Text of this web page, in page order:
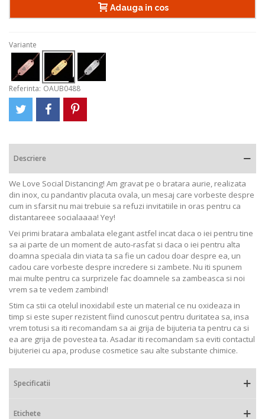
Adauga in cos
Variante
Referinta: OAUB0488
Descriere
We Love Social Distancing! Am gravat pe o bratara aurie, realizata
din inox, cu pandantiv placuta ovala, un mesaj care vorbeste despre
cum in sfarsit nu mai trebuie sa refuzi invitatiile in oras pentru ca
distantareee socialaaaa! Yey!
Vei primi bratara ambalata elegant astfel incat daca o iei pentru tine
sa ai parte de un moment de auto-rasfat si daca o iei pentru alta
doamna speciala din viata ta sa fie un cadou doar despre ea, un
cadou care vorbeste despre incredere si zambete. Nu iti spunem
mai multe pentru ca surprizele fac doamnele sa zambeasca si noi
vrem sa te vedem zambind!
Stim ca stii ca otelul inoxidabil este un material ce nu oxideaza in
timp si este super rezistent fiind cunoscut pentru duritatea sa, insa
vrem totusi sa iti recomandam sa ai grija de bijuteria ta pentru ca si
ea are grija de povestea ta. Asadar iti recomandam sa eviti contactul
bijuteriei cu apa, produse cosmetice sau alte substante chimice.
Specificatii
Etichete